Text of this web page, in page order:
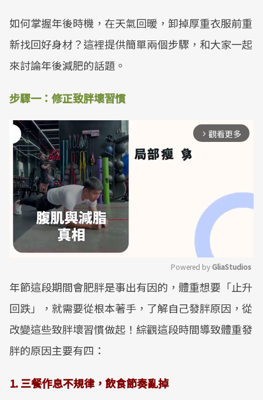
如何掌握年後時機，在天氣回暖，卸掉厚重衣服前重
新找回好身材？這裡提供簡單兩個步驟，和大家一起
來討論年後減肥的話題。
步驟一：修正致胖壞習慣
arrow_forward_ios 觀看更多
Mute
Powered by GliaStudios
年節這段期間會肥胖是事出有因的，體重想要「止升
回跌」，就需要從根本著手，了解自己發胖原因，從
改變這些致胖壞習慣做起！綜觀這段時間導致體重發
胖的原因主要有四：
1. 三餐作息不規律，飲食節奏亂掉